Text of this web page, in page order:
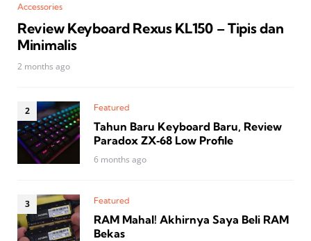
Accessories
Review Keyboard Rexus KL150 – Tipis dan
Minimalis
2 months ago
Featured
Tahun Baru Keyboard Baru, Review
Paradox ZX‑68 Low Profile
6 months ago
Featured
RAM Mahal! Akhirnya Saya Beli RAM
Bekas